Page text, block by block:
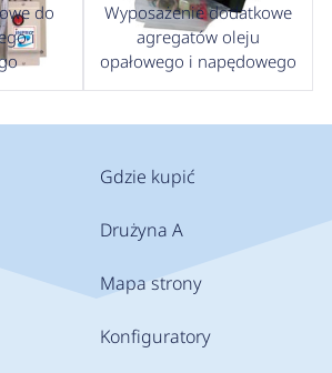
do
i
Wyposażenie dodatkowe
agregatów oleju
opałowego i napędowego
Gdzie kupić
Drużyna A
Mapa strony
Konfiguratory